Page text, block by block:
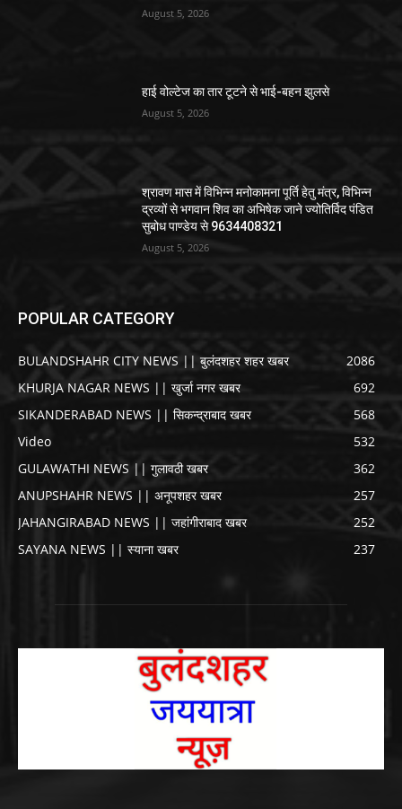
August 5, 2026
हाई वोल्टेज का तार टूटने से भाई-बहन झुलसे
August 5, 2026
श्रावण मास में विभिन्न मनोकामना पूर्ति हेतु मंत्र, विभिन्न
द्रव्यों से भगवान शिव का अभिषेक जाने ज्योतिर्विद पंडित
सुबोध पाण्डेय से 9634408321
August 5, 2026
POPULAR CATEGORY
BULANDSHAHR CITY NEWS || बुलंदशहर शहर खबर
2086
KHURJA NAGAR NEWS || खुर्जा नगर खबर
692
SIKANDERABAD NEWS || सिकन्द्राबाद खबर
568
Video
532
GULAWATHI NEWS || गुलावठी खबर
362
ANUPSHAHR NEWS || अनूपशहर खबर
257
JAHANGIRABAD NEWS || जहांगीराबाद खबर
252
SAYANA NEWS || स्याना खबर
237